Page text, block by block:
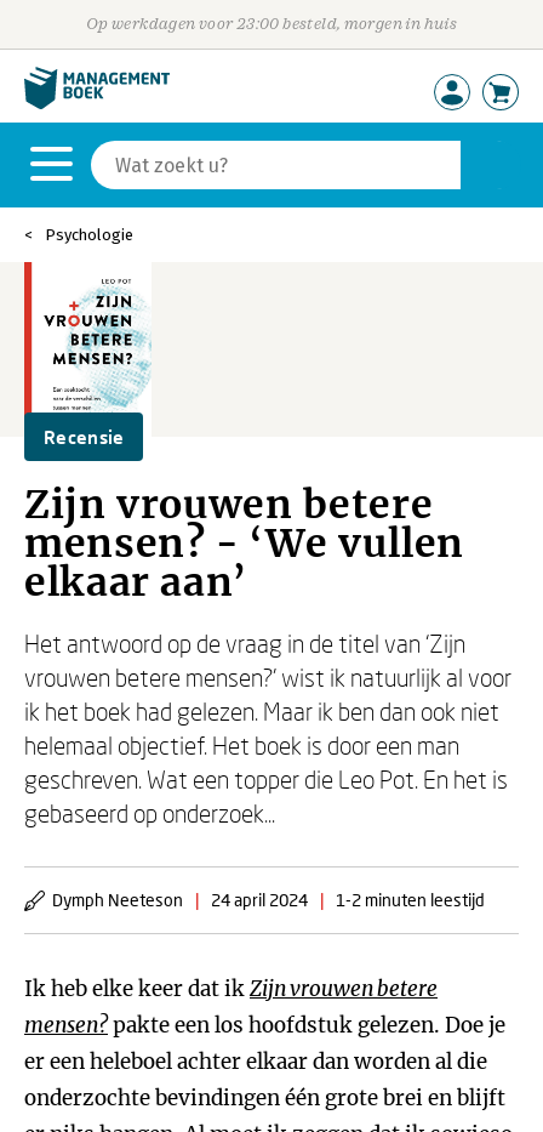
Op werkdagen voor 23:00 besteld, morgen in huis
Psychologie
Recensie
Zijn vrouwen betere
mensen? - ‘We vullen
elkaar aan’
Het antwoord op de vraag in de titel van ‘Zijn
vrouwen betere mensen?’ wist ik natuurlijk al voor
ik het boek had gelezen. Maar ik ben dan ook niet
helemaal objectief. Het boek is door een man
geschreven. Wat een topper die Leo Pot. En het is
gebaseerd op onderzoek...
Dymph Neeteson | 24 april 2024 | 1-2 minuten leestijd
Ik heb elke keer dat ikZijn vrouwen betere
mensen?pakte een los hoofdstuk gelezen. Doe je
er een heleboel achter elkaar dan worden al die
onderzochte bevindingen één grote brei en blijft